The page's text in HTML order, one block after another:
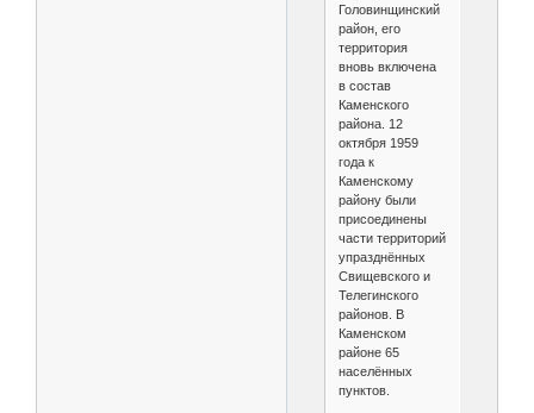
Головинщинский
район, его
территория
вновь включена
в состав
Каменского
района. 12
октября 1959
года к
Каменскому
району были
присоединены
части территорий
упразднённых
Свищевского и
Телегинского
районов. В
Каменском
районе 65
населённых
пунктов.